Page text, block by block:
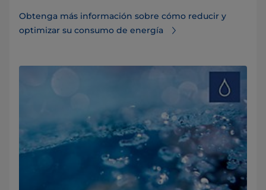
Obtenga más información sobre cómo reducir y
optimizar su consumo de energía